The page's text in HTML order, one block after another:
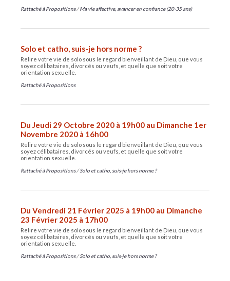
Rattaché à Propositions /Ma vie affective, avancer en confiance (20-35 ans)
Solo et catho, suis-je hors norme ?
Relire votre vie de solo sous le regard bienveillant de Dieu, que vous
soyez célibataires, divorcés ou veufs, et quelle que soit votre
orientation sexuelle.
Rattaché à Propositions
Du Jeudi 29 Octobre 2020 à 19h00 au Dimanche 1er
Novembre 2020 à 16h00
Relire votre vie de solo sous le regard bienveillant de Dieu, que vous
soyez célibataires, divorcés ou veufs, et quelle que soit votre
orientation sexuelle.
Rattaché à Propositions /Solo et catho, suis-je hors norme ?
Du Vendredi 21 Février 2025 à 19h00 au Dimanche
23 Février 2025 à 17h00
Relire votre vie de solo sous le regard bienveillant de Dieu, que vous
soyez célibataires, divorcés ou veufs, et quelle que soit votre
orientation sexuelle.
Rattaché à Propositions /Solo et catho, suis-je hors norme ?